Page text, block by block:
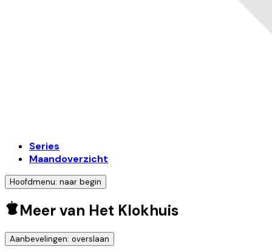
Series
Maandoverzicht
Hoofdmenu: naar begin
Meer van Het Klokhuis
Aanbevelingen: overslaan